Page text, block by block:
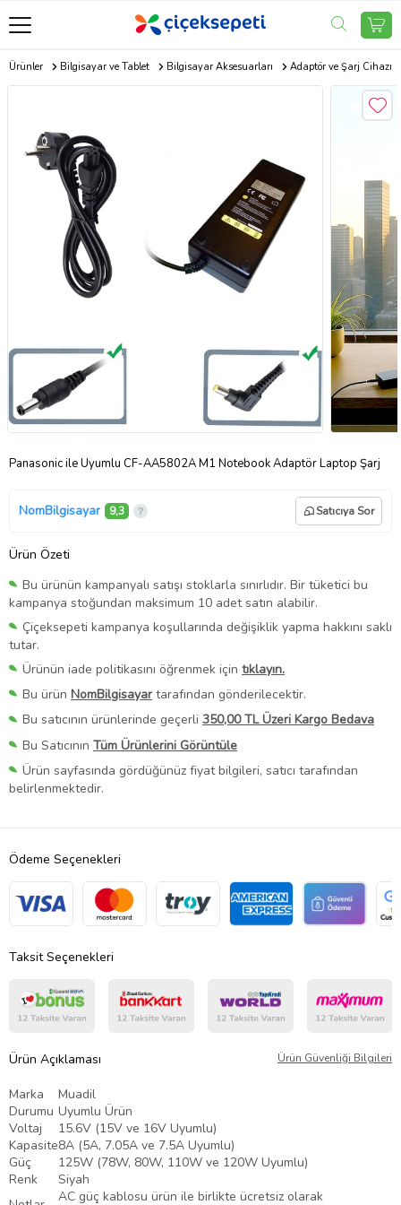
Ürünler Bilgisayar ve Tablet Bilgisayar Aksesuarları Adaptör ve Şarj Cihazı
Panasonic ile Uyumlu CF-AA5802A M1 Notebook Adaptör Laptop Şarj
NomBilgisayar 9,3 Satıcıya Sor
Ürün Özeti
Bu ürünün kampanyalı satışı stoklarla sınırlıdır. Bir tüketici bu
kampanya stoğundan maksimum 10 adet satın alabilir.
Çiçeksepeti kampanya koşullarında değişiklik yapma hakkını saklı
tutar.
Ürünün iade politikasını öğrenmek için tıklayın.
Bu ürün NomBilgisayar tarafından gönderilecektir.
Bu satıcının ürünlerinde geçerli 350,00 TL Üzeri Kargo Bedava
Bu Satıcının Tüm Ürünlerini Görüntüle
Ürün sayfasında gördüğünüz fiyat bilgileri, satıcı tarafından
belirlenmektedir.
Ödeme Seçenekleri
Taksit Seçenekleri
Ürün Açıklaması Ürün Güvenliği Bilgileri
Marka
Muadil
Durumu Uyumlu Ürün
Voltaj
15.6V (15V ve 16V Uyumlu)
Kapasite8A (5A, 7.05A ve 7.5A Uyumlu)
Güç
125W (78W, 80W, 110W ve 120W Uyumlu)
Renk
Siyah
AC güç kablosu ürün ile birlikte ücretsiz olarak